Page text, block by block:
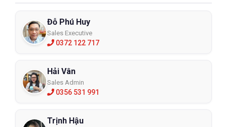
Đỗ Phú Huy
Sales Executive
0372 122 717
Hải Vân
Sales Admin
0356 531 991
Trịnh Hậu